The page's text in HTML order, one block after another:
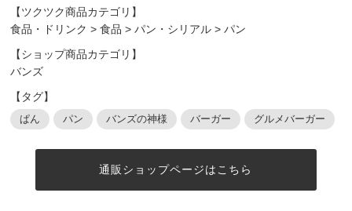
【ツクツク商品カテゴリ】
食品・ドリンク >食品 >パン・シリアル >パン
【ショップ商品カテゴリ】
バンズ
【タグ】
ぱん パン バンズの神様 バーガー グルメバーガー
通販ショップページはこちら